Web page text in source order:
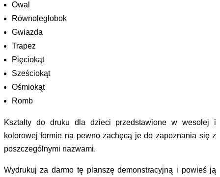
Owal
Równoległobok
Gwiazda
Trapez
Pięciokąt
Sześciokąt
Ośmiokąt
Romb
Kształty do druku dla dzieci przedstawione w wesołej i
kolorowej formie na pewno zachęcą je do zapoznania się z
poszczególnymi nazwami.
Wydrukuj za darmo tę planszę demonstracyjną i powieś ją